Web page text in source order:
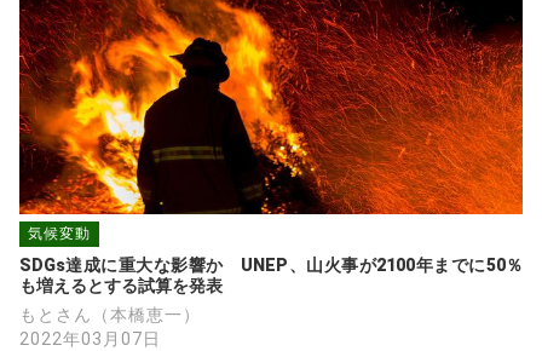
気候変動
SDGs達成に重大な影響か　UNEP、山火事が2100年までに50％
も増えるとする試算を発表
もとさん（本橋恵一）
2022年03月07日